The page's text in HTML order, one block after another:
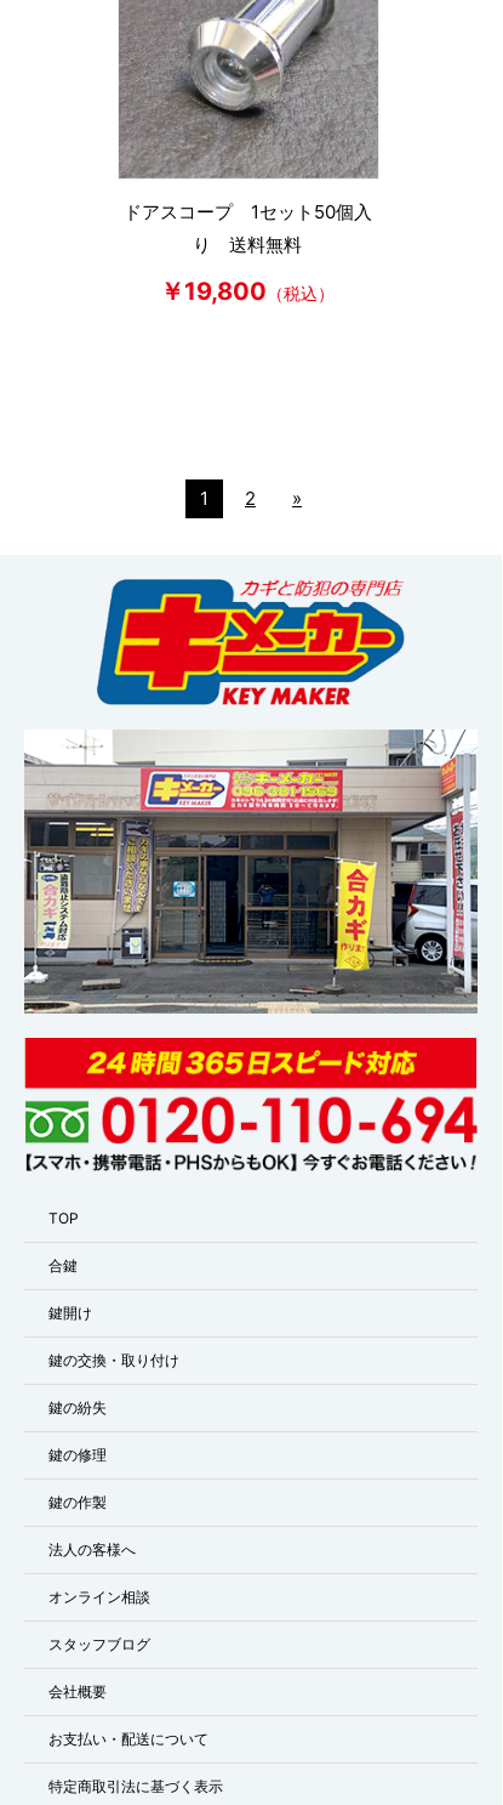
ドアスコープ 1セット50個入
り 送料無料
￥19,800 （税込）
1 2 »
TOP
合鍵
鍵開け
鍵の交換・取り付け
鍵の紛失
鍵の修理
鍵の作製
法人の客様へ
オンライン相談
スタッフブログ
会社概要
お支払い・配送について
特定商取引法に基づく表示